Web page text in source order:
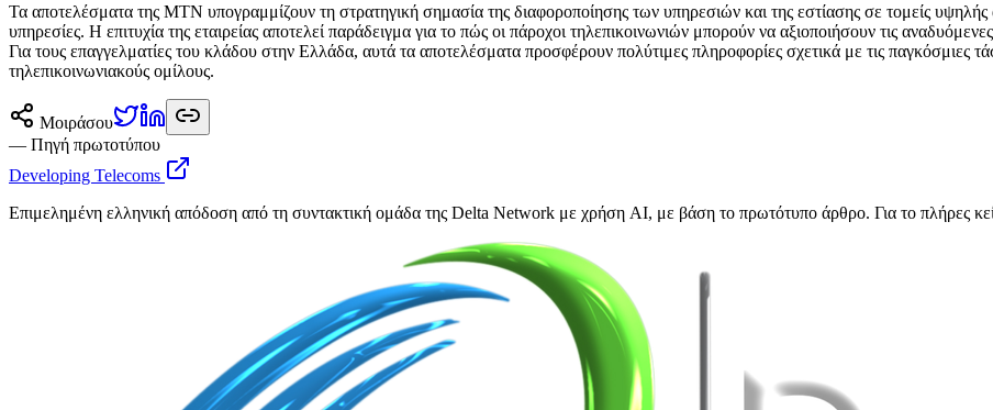
Τα αποτελέσματα της MTN υπογραμμίζουν τη στρατηγική σημασία της διαφοροποίησης των υπηρεσιών και της εστίασης σε τομείς
υπηρεσίες. Η επιτυχία της εταιρείας αποτελεί παράδειγμα για το πώς οι πάροχοι τηλεπικοινωνιών μπορούν να αξιοποιήσουν τις
Για τους επαγγελματίες του κλάδου στην Ελλάδα, αυτά τα αποτελέσματα προσφέρουν πολύτιμες πληροφορίες σχετικά με τις παγκόσμιες
τηλεπικοινωνιακούς ομίλους.
Μοιράσου
— Πηγή πρωτοτύπου
Developing Telecoms
Επιμελημένη ελληνική απόδοση από τη συντακτική ομάδα της Delta Network με χρήση AI, με βάση το πρωτότυπο άρθρο. Για το πλήρες